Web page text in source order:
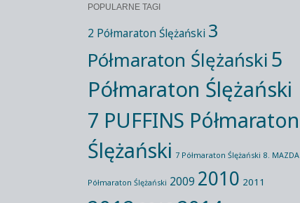
POPULARNE TAGI
2 Półmaraton Ślężański 3
Półmaraton Ślężański 5
Półmaraton Ślężański
7 PUFFINS Półmaraton
Ślężański 7 Półmaraton Ślężański 8. MAZDA
Półmaraton Ślężański 2009 2010 2011